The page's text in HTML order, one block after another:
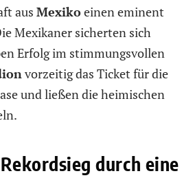
aus Mexikoeinen eminent
Mexikaner sicherten sich
Erfolg im stimmungsvollen
vorzeitig das Ticket für die
und ließen die heimischen
durch eine